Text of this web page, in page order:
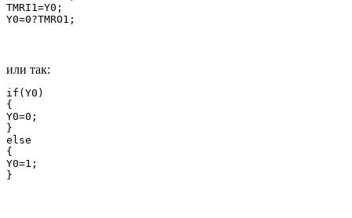
TMRI1=Y0;
или так:
if(Y0)
{
Y0=0;
}
else
{
Y0=1;